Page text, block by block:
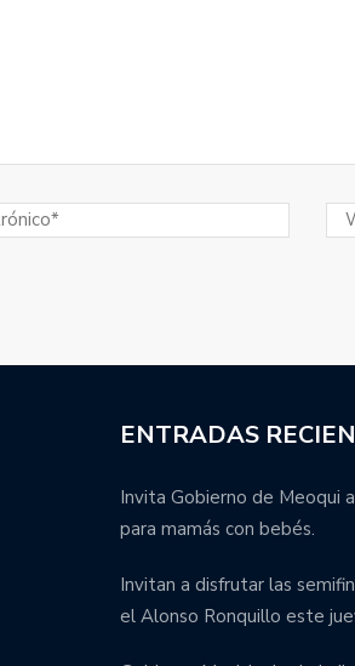
ENTRADAS
Invita Gobierno de Meoqui
para mamás con bebés.
Invitan a disfrutar las
el Alonso Ronquillo este